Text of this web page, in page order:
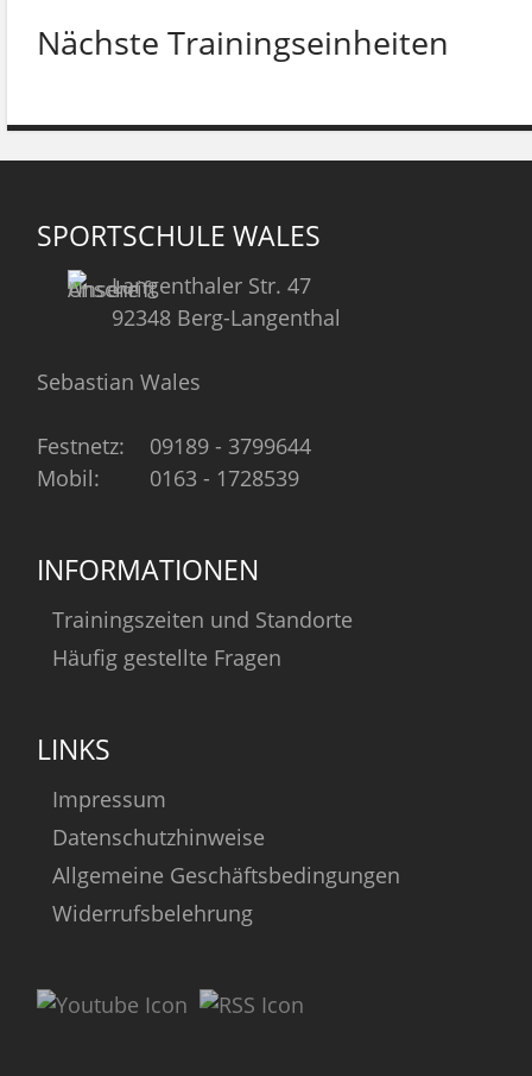
Nächste Trainingseinheiten
SPORTSCHULE WALES
Langenthaler Str. 47
92348 Berg-Langenthal
Sebastian Wales
Festnetz:
09189 - 3799644
Mobil:
0163 - 1728539
INFORMATIONEN
Trainingszeiten und Standorte
Häufig gestellte Fragen
LINKS
Impressum
Datenschutzhinweise
Allgemeine Geschäftsbedingungen
Widerrufsbelehrung